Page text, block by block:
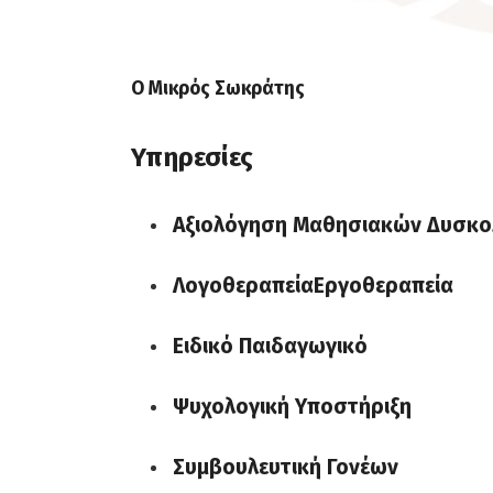
Ο Μικρός Σωκράτης
Υπηρεσίες
Αξιολόγηση Μαθησιακών
ΛογοθεραπείαΕργοθεραπεία
Ειδικό Παιδαγωγικό
Ψυχολογική Υποστήριξη
Συμβουλευτική Γονέων